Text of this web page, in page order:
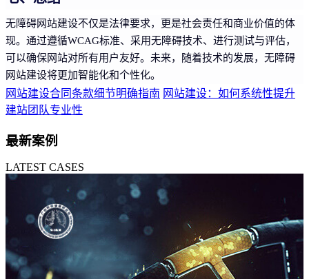
无障碍网站建设不仅是法律要求，更是社会责任和商业价值的体
现。通过遵循WCAG标准、采用无障碍技术、进行测试与评估，
可以确保网站对所有用户友好。未来，随着技术的发展，无障碍
网站建设将更加智能化和个性化。
网站建设合同条款细节明确指南 网站建设：如何系统性提升
建站团队专业性
最新案例
LATEST CASES